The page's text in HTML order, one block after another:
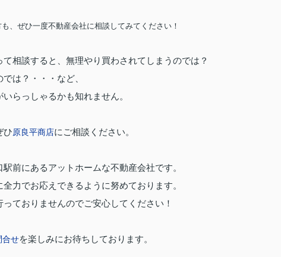
、ぜひ一度不動産会社に相談してみてください！
相談すると、無理やり買わされてしまうのでは？
では？・・・など、
らっしゃるかも知れません。
ひ原良平商店にご相談ください。
前にあるアットホームな不動産会社です。
力でお応えできるように努めております。
っておりませんのでご安心してください！
合せを楽しみにお待ちしております。